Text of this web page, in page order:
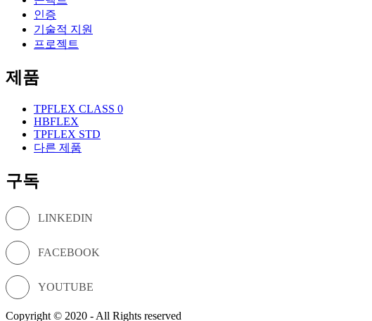
인증
기술적 지원
프로젝트
제품
TPFLEX CLASS 0
HBFLEX
TPFLEX STD
다른 제품
구독
LINKEDIN
FACEBOOK
YOUTUBE
Copyright © 2020 - All Rights reserved